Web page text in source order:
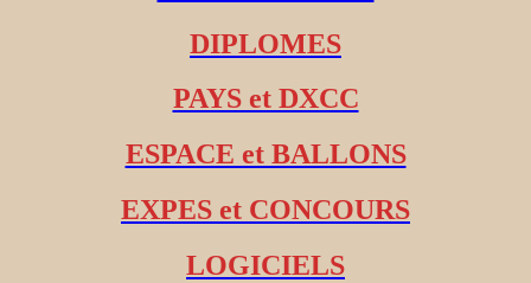
DIPLOMES
PAYS et DXCC
ESPACE et BALLONS
EXPES et CONCOURS
LOGICIELS